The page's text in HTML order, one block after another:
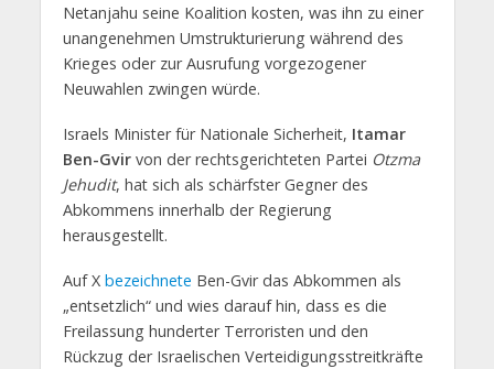
Netanjahu seine Koalition kosten, was ihn zu einer
unangenehmen Umstrukturierung während des
Krieges oder zur Ausrufung vorgezogener
Neuwahlen zwingen würde.
Israels Minister für Nationale Sicherheit, Itamar
Ben-Gvirvon der rechtsgerichteten Partei Otzma
Jehudit, hat sich als schärfster Gegner des
Abkommens innerhalb der Regierung
herausgestellt.
Auf X bezeichnete Ben-Gvir das Abkommen als
„entsetzlich“ und wies darauf hin, dass es die
Freilassung hunderter Terroristen und den
Rückzug der Israelischen Verteidigungsstreitkräfte